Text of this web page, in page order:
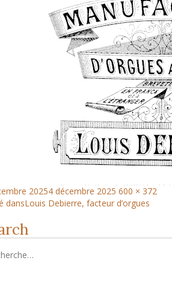
20254 décembre 2025 600 × 372
dansLouis Debierre, facteur d’orgues